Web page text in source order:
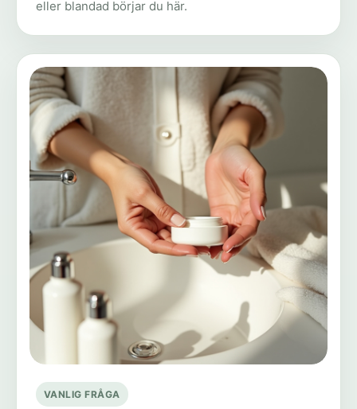
eller blandad börjar du här.
VANLIG FRÅGA